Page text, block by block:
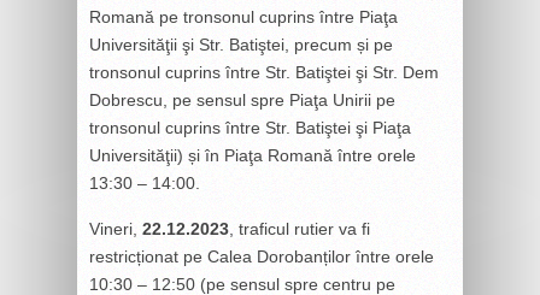
Romană pe tronsonul cuprins între Piaţa
Universităţii şi Str. Batiştei, precum și pe
tronsonul cuprins între Str. Batiştei şi Str. Dem
Dobrescu, pe sensul spre Piaţa Unirii pe
tronsonul cuprins între Str. Batiştei şi Piaţa
Universităţii) și în Piaţa Romană între orele
13:30 – 14:00.
Vineri, 22.12.2023 , traficul rutier va fi
restricționat pe Calea Dorobanților între orele
10:30 – 12:50 (pe sensul spre centru pe